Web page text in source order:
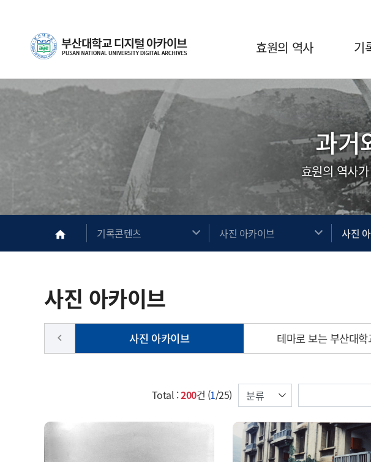
효원의 역사 기
과거
효원의 역사
home 기록콘텐츠 사진 아카이브 사진
사진 아카이브
사진 아카이브 테마로 보는 부산대학
keyboard_arrow_left
Total :200건 (1/25) 검색컬럼